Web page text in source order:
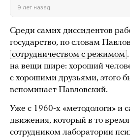
9 лет назад
Среди самих диссидентов
государство, по словам
сотрудничеством с режимом
на вещи шире: хороший
с хорошими друзьями, этого
вспоминает Павловский.
Уже с 1960-х «методологи» и
движения, который в то
сотрудником лаборатории